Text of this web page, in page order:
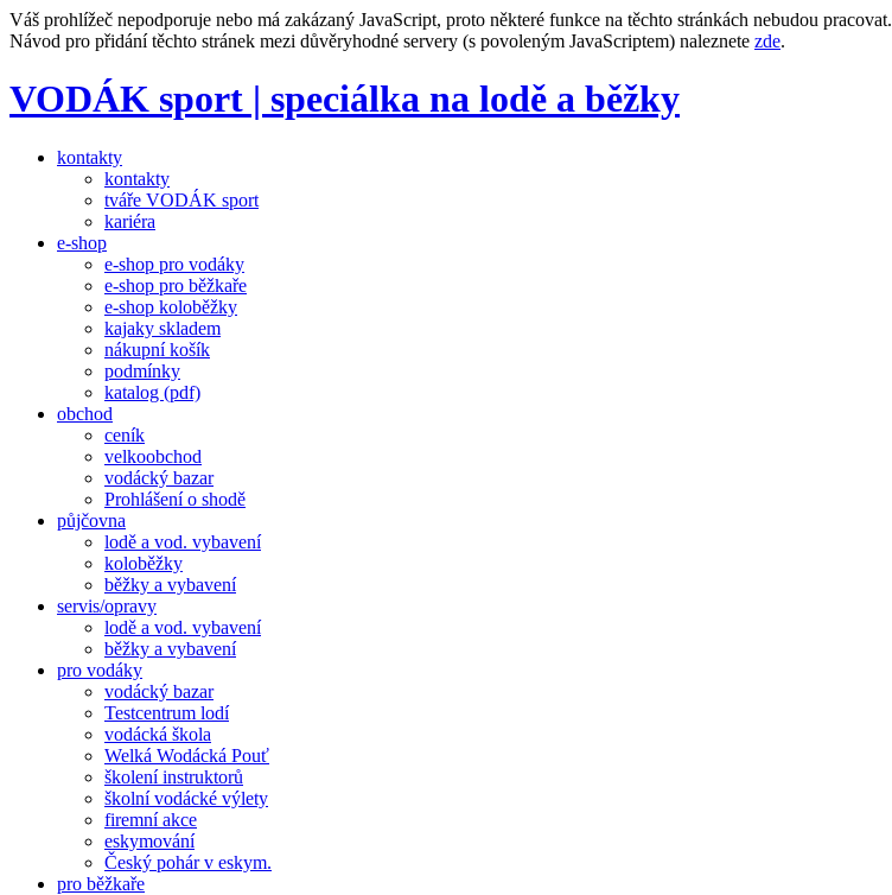
Váš prohlížeč nepodporuje nebo má zakázaný JavaScript, proto některé funkce na těchto stránkách nebudou pracovat.
Návod pro přidání těchto stránek mezi důvěryhodné servery (s povoleným JavaScriptem) naleznete zde.
VODÁK sport | speciálka na lodě a běžky
kontakty
kontakty
tváře VODÁK sport
kariéra
e-shop
e-shop pro vodáky
e-shop pro běžkaře
e-shop koloběžky
kajaky skladem
nákupní košík
podmínky
katalog (pdf)
obchod
ceník
velkoobchod
vodácký bazar
Prohlášení o shodě
půjčovna
lodě a vod. vybavení
koloběžky
běžky a vybavení
servis/opravy
lodě a vod. vybavení
běžky a vybavení
pro vodáky
vodácký bazar
Testcentrum lodí
vodácká škola
Welká Wodácká Pouť
školení instruktorů
školní vodácké výlety
firemní akce
eskymování
Český pohár v eskym.
pro běžkaře